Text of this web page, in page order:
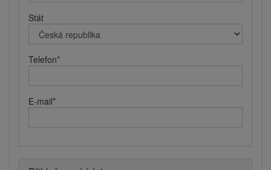
Stát
Telefon*
E-mail*